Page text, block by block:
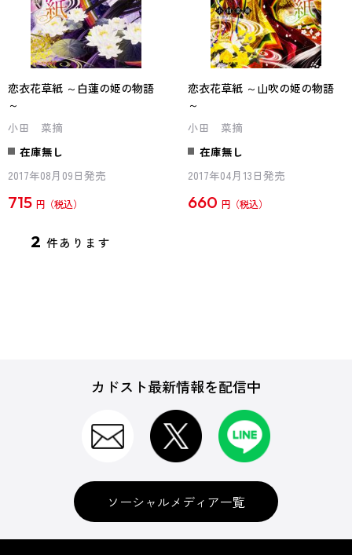
恋衣花草紙 ～白蓮の姫の物語
～
小田 菜摘
在庫無し
2017年08月09日発売
715 円
恋衣花草紙 ～山吹の姫の物語
～
小田 菜摘
在庫無し
2017年04月13日発売
660 円
2 件あります
カドスト最新情報を配信中
ソーシャルメディア一覧